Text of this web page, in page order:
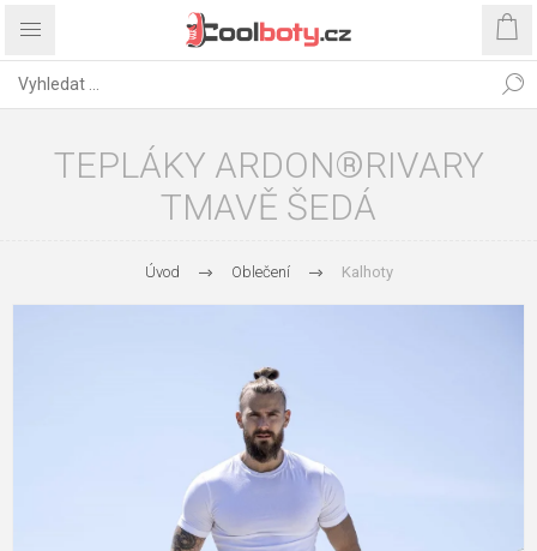
TEPLÁKY ARDON®RIVARY
TMAVĚ ŠEDÁ
Úvod Oblečení Kalhoty